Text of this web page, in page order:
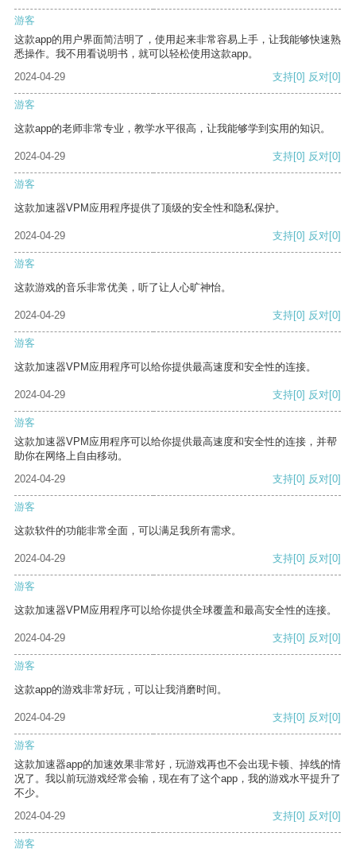
游客
这款app的用户界面简洁明了，使用起来非常容易上手，让我能够快速熟
悉操作。我不用看说明书，就可以轻松使用这款app。
2024-04-29
支持[0] 反对[0]
游客
这款app的老师非常专业，教学水平很高，让我能够学到实用的知识。
2024-04-29 支持[0] 反对[0]
游客
这款加速器VPM应用程序提供了顶级的安全性和隐私保护。
2024-04-29 支持[0] 反对[0]
游客
这款游戏的音乐非常优美，听了让人心旷神怡。
2024-04-29 支持[0] 反对[0]
游客
这款加速器VPM应用程序可以给你提供最高速度和安全性的连接。
2024-04-29 支持[0] 反对[0]
游客
这款加速器VPM应用程序可以给你提供最高速度和安全性的连接，并帮
助你在网络上自由移动。
2024-04-29
支持[0] 反对[0]
游客
这款软件的功能非常全面，可以满足我所有需求。
2024-04-29 支持[0] 反对[0]
游客
这款加速器VPM应用程序可以给你提供全球覆盖和最高安全性的连接。
2024-04-29 支持[0] 反对[0]
游客
这款app的游戏非常好玩，可以让我消磨时间。
2024-04-29 支持[0] 反对[0]
游客
这款加速器app的加速效果非常好，玩游戏再也不会出现卡顿、掉线的情
况了。我以前玩游戏经常会输，现在有了这个app，我的游戏水平提升了
不少。
2024-04-29
支持[0] 反对[0]
游客